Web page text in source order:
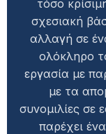
τόσο
σχεσιακή
αλλαγή σε
ολόκληρο
εργασία με
με τα
συνομιλίες σε
παρέχει